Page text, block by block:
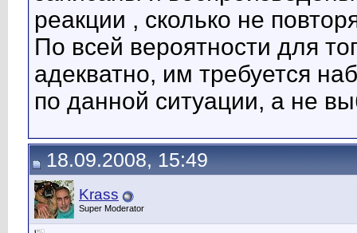
реакции , сколько не
По всей вероятности для
адекватно, им требуется
по данной ситуации, а не
18.09.2008, 15:49
Krass
Super Moderator